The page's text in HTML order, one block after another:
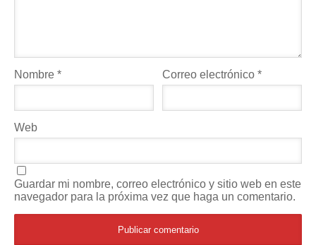
Nombre * Correo electrónico*
Web
Guardar mi nombre, correo electrónico y sitio web en este
navegador para la próxima vez que haga un comentario.